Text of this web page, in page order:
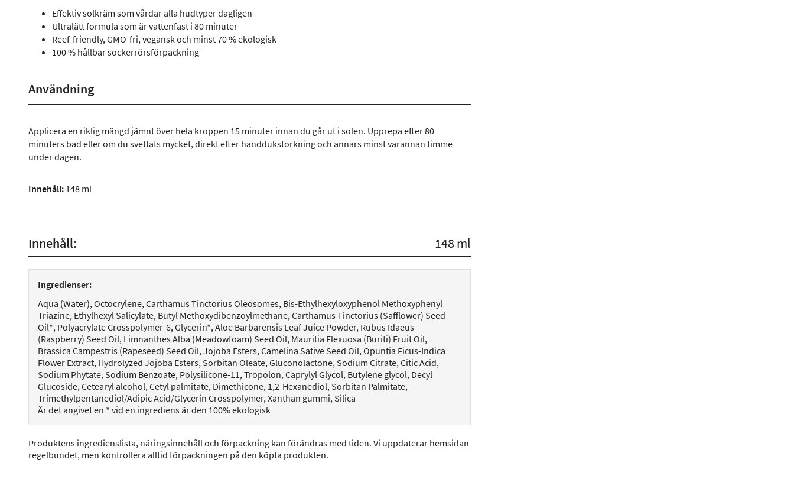
Effektiv solkräm som vårdar alla hudtyper dagligen
Ultralätt formula som är vattenfast i 80 minuter
Reef-friendly, GMO-fri, vegansk och minst 70 % ekologisk
100 % hållbar sockerrörsförpackning
Användning
Applicera en riklig mängd jämnt över hela kroppen 15 minuter innan du går ut i solen. Upprepa efter 80
minuters bad eller om du svettats mycket, direkt efter handdukstorkning och annars minst varannan timme
under dagen.
Innehåll: 148 ml
Innehåll: 148 ml
Ingredienser:
Aqua (Water), Octocrylene, Carthamus Tinctorius Oleosomes, Bis-Ethylhexyloxyphenol Methoxyphenyl
Triazine, Ethylhexyl Salicylate, Butyl Methoxydibenzoylmethane, Carthamus Tinctorius (Safflower) Seed
Oil*, Polyacrylate Crosspolymer-6, Glycerin*, Aloe Barbarensis Leaf Juice Powder, Rubus Idaeus
(Raspberry) Seed Oil, Limnanthes Alba (Meadowfoam) Seed Oil, Mauritia Flexuosa (Buriti) Fruit Oil,
Brassica Campestris (Rapeseed) Seed Oil, Jojoba Esters, Camelina Sative Seed Oil, Opuntia Ficus-Indica
Flower Extract, Hydrolyzed Jojoba Esters, Sorbitan Oleate, Gluconolactone, Sodium Citrate, Citic Acid,
Sodium Phytate, Sodium Benzoate, Polysilicone-11, Tropolon, Caprylyl Glycol, Butylene glycol, Decyl
Glucoside, Cetearyl alcohol, Cetyl palmitate, Dimethicone, 1,2-Hexanediol, Sorbitan Palmitate,
Trimethylpentanediol/Adipic Acid/Glycerin Crosspolymer, Xanthan gummi, Silica
Är det angivet en * vid en ingrediens är den 100% ekologisk
Produktens ingredienslista, näringsinnehåll och förpackning kan förändras med tiden. Vi uppdaterar hemsidan
regelbundet, men kontrollera alltid förpackningen på den köpta produkten.